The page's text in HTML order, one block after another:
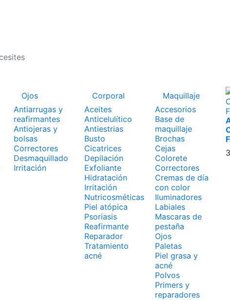
Ojos
Antiarrugas y
reafirmantes
Antiojeras y
bolsas
Correctores
Desmaquillado
Irritación
Corporal
Aceites
Anticelulítico
Antiestrias
Busto
Cicatrices
Depilación
Exfoliante
Hidratación
Irritación
Nutricosméticas
Piel atópica
Psoriasis
Reafirmante
Reparador
Tratamiento
acné
Maquillaje
Accesorios
Base de
maquillaje
Brochas
Cejas
Colorete
Correctores
Cremas de día
con color
Iluminadores
Labiales
Mascaras de
pestaña
Ojos
Paletas
Piel grasa y
acné
Polvos
Primers y
reparadores